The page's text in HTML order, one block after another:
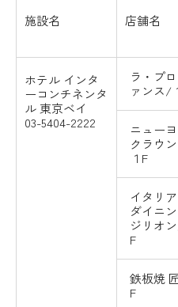
施設名 店舗名
ホテル インタ
ーコンチネンタ
ル 東京ベイ
03-5404-2222
ラ・プ
ァンス/
ニュー
クラウ
１F
イタリ
ダイニ
ジリオ
F
鉄板焼
F